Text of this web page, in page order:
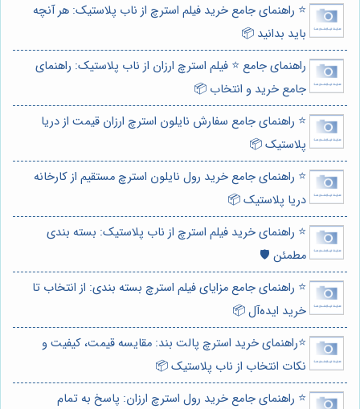
⭐️ راهنمای جامع خرید فیلم استرچ از ناب پلاستیک: هر آنچه
باید بدانید 📦
راهنمای جامع ⭐️ فیلم استرچ ارزان از ناب پلاستیک: راهنمای
جامع خرید و انتخاب 📦
⭐️ راهنمای جامع سفارش نایلون استرچ ارزان قیمت از دریا
پلاستیک 📦
⭐️ راهنمای جامع خرید رول نایلون استرچ مستقیم از کارخانه
دریا پلاستیک 📦
⭐️ راهنمای خرید فیلم استرچ از ناب پلاستیک: بسته بندی
مطمئن 🛡️
⭐️ راهنمای جامع مزایای فیلم استرچ بسته بندی: از انتخاب تا
خرید ایده‌آل 📦
⭐️راهنمای خرید استرچ پالت بند: مقایسه قیمت، کیفیت و
نکات انتخاب از ناب پلاستیک 📦
⭐️ راهنمای جامع خرید رول استرچ ارزان: پاسخ به تمام